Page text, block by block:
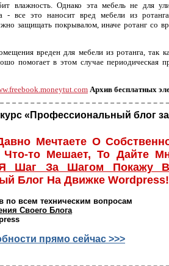
влажность. Однако эта мебель не для
- все это наносит вред мебели из
защищать покрывалом, иначе ротанг со
вреден для мебели из ротанга, так
помогает в этом случае периодическая
Архив бесплатных
«Профессиональный блог
Мечтаете О
то Мешает, То Дайте
Шаг За Шагом Покажу
Блог На Движке
по всем техническим вопросам
Своего Блога
прямо сейчас >>>